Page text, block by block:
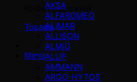
Кошик порожній
Товари
Menü
AKSA
ALFAROMEO
ALIMAR
ALLISON
ALMiG
ALUP
AMMANN
ARGO-HYTOS